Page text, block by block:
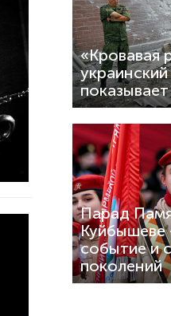
«Кровавая
Парад
Куйбышеве
событие и
поколений